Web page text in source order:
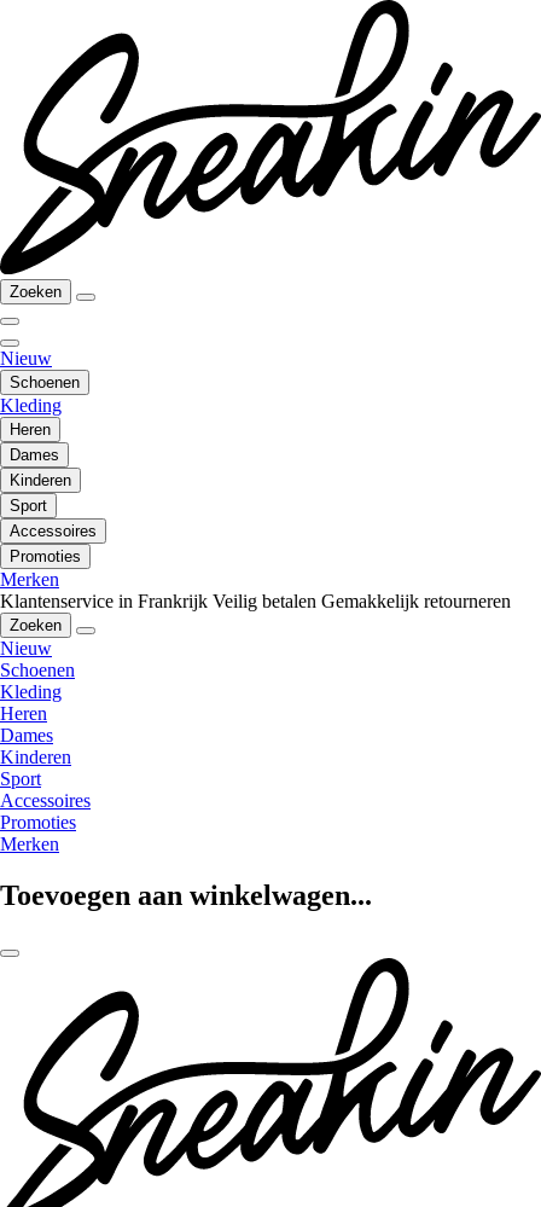
Zoeken
Nieuw
Schoenen
Kleding
Heren
Dames
Kinderen
Sport
Accessoires
Promoties
Merken
Klantenservice in Frankrijk Veilig betalen Gemakkelijk retourneren
Zoeken
Nieuw
Schoenen
Kleding
Heren
Dames
Kinderen
Sport
Accessoires
Promoties
Merken
Toevoegen aan winkelwagen...